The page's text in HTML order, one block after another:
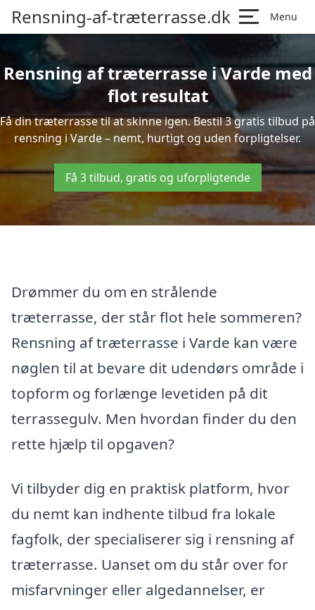
Rensning-af-træterrasse.dk Menu
Rensning af træterrasse i Varde med
flot resultat
Få din træterrasse til at skinne igen. Bestil 3 gratis tilbud på
rensning i Varde – nemt, hurtigt og uden forpligtelser.
Få 3 tilbud, gratis og uforpligtende
Drømmer du om en strålende
træterrasse, der står flot hele sommeren?
Rensning af træterrasse i Varde kan være
nøglen til at bevare dit udendørs område i
topform og forlænge levetiden på dit
terrassegulv. Men hvordan finder du den
rette hjælp til opgaven?
Vi tilbyder dig en praktisk platform, hvor
du nemt kan indhente tilbud fra lokale
fagfolk, der specialiserer sig i rensning af
træterrasse. Uanset om du står over for
misfarvninger eller algedannelser, er